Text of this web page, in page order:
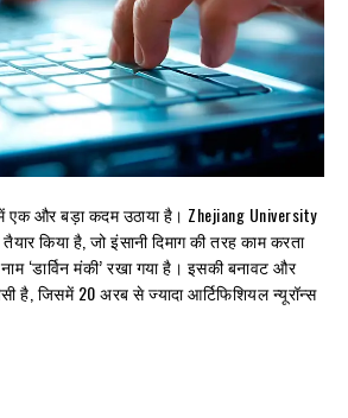
एक और बड़ा कदम उठाया है। Zhejiang University
किया है, जो इंसानी दिमाग की तरह काम करता
‘डार्विन मंकी’ रखा गया है। इसकी बनावट और
है, जिसमें 20 अरब से ज्यादा आर्टिफिशियल न्यूरॉन्स